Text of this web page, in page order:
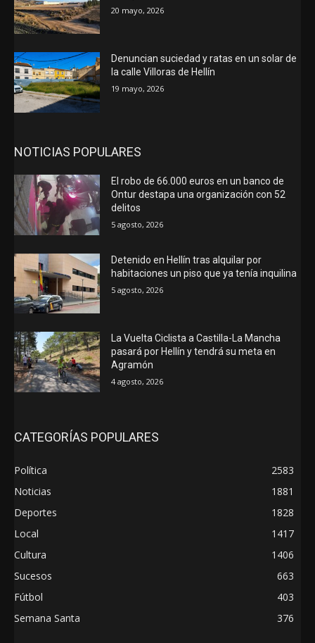
20 mayo, 2026
Denuncian suciedad y ratas en un solar de
la calle Villoras de Hellín
19 mayo, 2026
NOTICIAS POPULARES
El robo de 66.000 euros en un banco de
Ontur destapa una organización con 52
delitos
5 agosto, 2026
Detenido en Hellín tras alquilar por
habitaciones un piso que ya tenía inquilina
5 agosto, 2026
La Vuelta Ciclista a Castilla-La Mancha
pasará por Hellín y tendrá su meta en
Agramón
4 agosto, 2026
CATEGORÍAS POPULARES
Política
2583
Noticias
1881
Deportes
1828
Local
1417
Cultura
1406
Sucesos
663
Fútbol
403
Semana Santa
376